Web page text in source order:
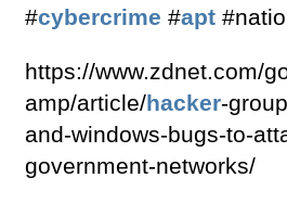
#cybercrime #apt
https://www.zdnet.com/
amp/article/hacker-
and-windows-bugs-to-
government-networks/